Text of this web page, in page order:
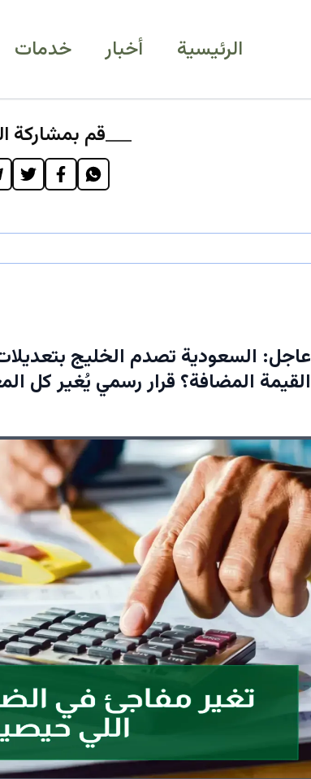
الرئيسية أخبار خدمات
قم بمشاركة
عاجل: السعودية تصدم الخليج
القيمة المضافة؟ قرار رسمي يُغير كل